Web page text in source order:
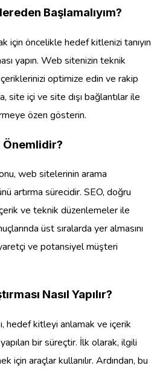
Başlamalıyım?
için öncelikle hedef kitlenizi tanıyın
yapın. Web sitenizin teknik
optimize edin ve rakip
site içi ve site dışı bağlantılar ile
özen gösterin.
Önemlidir?
web sitelerinin arama
artırma sürecidir. SEO, doğru
ve teknik düzenlemeler ile
üst sıralarda yer almasını
ve potansiyel müşteri
Nasıl Yapılır?
hedef kitleyi anlamak ve içerik
bir süreçtir. İlk olarak, ilgili
için araçlar kullanılır. Ardından, bu